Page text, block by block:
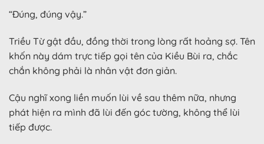
“Đúng, đúng vậy.”
Triều Từ gật đầu, đồng thời trong lòng rất hoảng sợ. Tên
khốn này dám trực tiếp gọi tên của Kiều Bùi ra, chắc
chắn không phải là nhân vật đơn giản.
Cậu nghĩ xong liền muốn lùi về sau thêm nữa, nhưng
phát hiện ra mình đã lùi đến góc tường, không thể lùi
tiếp được.